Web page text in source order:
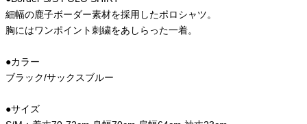
細幅の鹿子ボーダー素材を採用したポロシャツ。
胸にはワンポイント刺繍をあしらった一着。
●カラー
ブラック/サックスブルー
●サイズ